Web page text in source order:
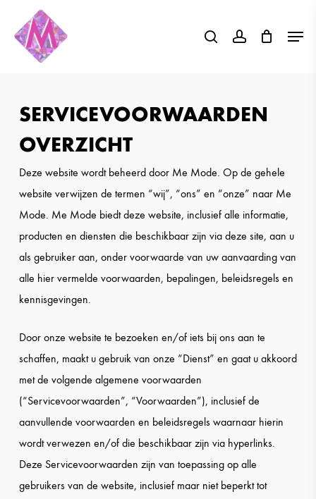
search account Menu
SERVICEVOORWAARDEN
OVERZICHT
Deze website wordt beheerd door Me Mode. Op de gehele
website verwijzen de termen “wij”, “ons” en “onze” naar Me
Mode. Me Mode biedt deze website, inclusief alle informatie,
producten en diensten die beschikbaar zijn via deze site, aan u
als gebruiker aan, onder voorwaarde van uw aanvaarding van
alle hier vermelde voorwaarden, bepalingen, beleidsregels en
kennisgevingen.
Door onze website te bezoeken en/of iets bij ons aan te
schaffen, maakt u gebruik van onze “Dienst” en gaat u akkoord
met de volgende algemene voorwaarden
(“Servicevoorwaarden”, “Voorwaarden”), inclusief de
aanvullende voorwaarden en beleidsregels waarnaar hierin
wordt verwezen en/of die beschikbaar zijn via hyperlinks.
Deze Servicevoorwaarden zijn van toepassing op alle
gebruikers van de website, inclusief maar niet beperkt tot
Close